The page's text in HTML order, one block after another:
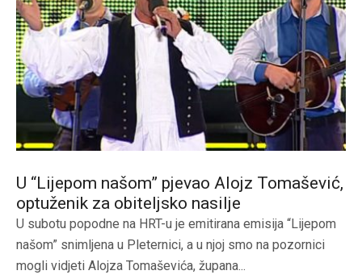
U “Lijepom našom” pjevao Alojz Tomašević,
optuženik za obiteljsko nasilje
U subotu popodne na HRT-u je emitirana emisija “Lijepom
našom” snimljena u Pleternici, a u njoj smo na pozornici
mogli vidjeti Alojza Tomaševića, župana...